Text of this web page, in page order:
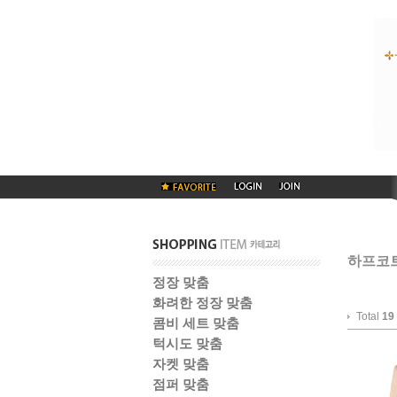
정장 맞춤
화려한 정장 맞춤
콤비 세트 맞춤
턱시도 맞춤
자켓 맞춤
점퍼 맞춤
하프코
Total 19